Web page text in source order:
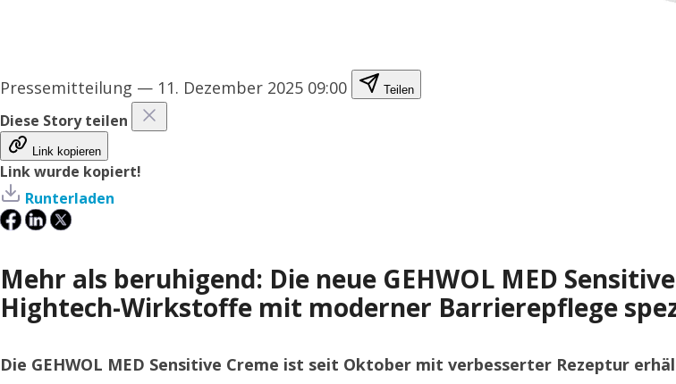
Pressemitteilung — 11. Dezember 2025 09:00 Teilen
Diese Story teilen
Link kopieren
Link wurde kopiert!
Runterladen
Mehr als beruhigend: Die neue GEHWOL MED
Hightech-Wirkstoffe mit moderner Barrierepflege
Die GEHWOL MED Sensitive Creme ist seit Oktober mit verbesserter Rezeptur